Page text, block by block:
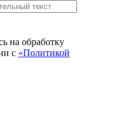
на обработку
с «Политикой